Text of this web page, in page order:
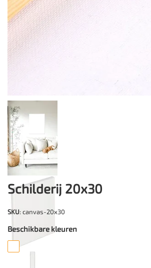
Schilderij 20x30
SKU: canvas-20x30
Beschikbare kleuren